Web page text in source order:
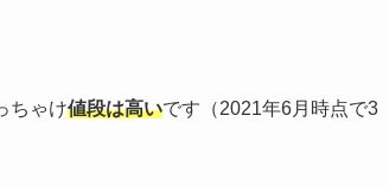
ちゃけ値段は高いです（2021年6月時点で3